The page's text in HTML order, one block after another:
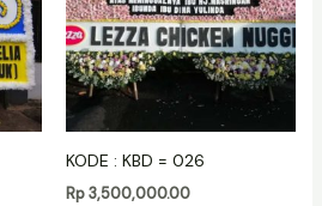
KODE : KBD = 026
Rp3,500,000.00